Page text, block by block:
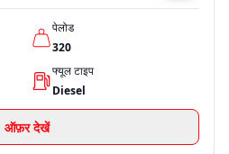
पेलोड
320
फ्यूल टाइप
Diesel
ऑफ़र देखें